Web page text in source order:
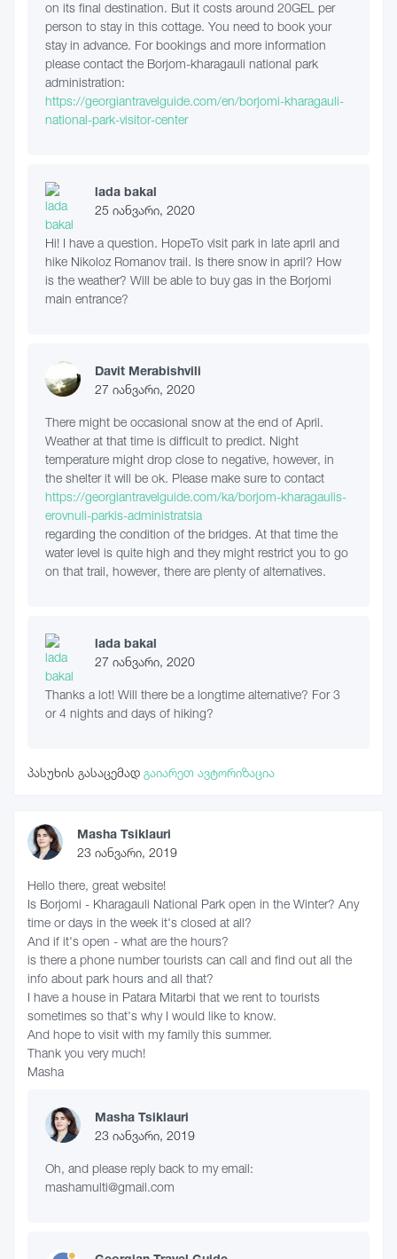
on its final destination. But it costs around 20GEL per
person to stay in this cottage. You need to book your
stay in advance. For bookings and more information
please contact the Borjom-kharagauli national park
administration:
https://georgiantravelguide.com/en/borjomi-kharagauli-
national-park-visitor-center
lada bakal
25 იანვარი, 2020
Hi! I have a question. HopeTo visit park in late april and
hike Nikoloz Romanov trail. Is there snow in april? How
is the weather? Will be able to buy gas in the Borjomi
main entrance?
Davit Merabishvili
27 იანვარი, 2020
There might be occasional snow at the end of April.
Weather at that time is difficult to predict. Night
temperature might drop close to negative, however, in
the shelter it will be ok. Please make sure to contact
https://georgiantravelguide.com/ka/borjom-kharagaulis-
erovnuli-parkis-administratsia
regarding the condition of the bridges. At that time the
water level is quite high and they might restrict you to go
on that trail, however, there are plenty of alternatives.
lada bakal
27 იანვარი, 2020
Thanks a lot! Will there be a longtime alternative? For 3
or 4 nights and days of hiking?
პასუხის გასაცემად გაიარეთ ავტორიზაცია
Masha Tsiklauri
23 იანვარი, 2019
Hello there, great website!
Is Borjomi - Kharagauli National Park open in the Winter? Any
time or days in the week it's closed at all?
And if it's open - what are the hours?
is there a phone number tourists can call and find out all the
info about park hours and all that?
I have a house in Patara Mitarbi that we rent to tourists
sometimes so that's why I would like to know.
And hope to visit with my family this summer.
Thank you very much!
Masha
Masha Tsiklauri
23 იანვარი, 2019
Oh, and please reply back to my email:
mashamulti@gmail.com